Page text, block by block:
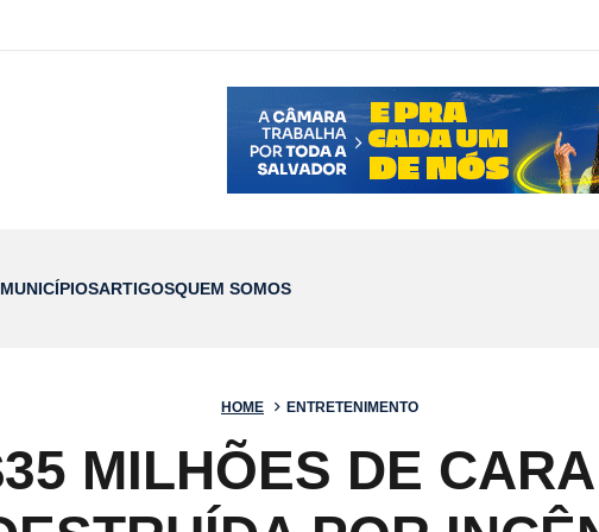
MUNICÍPIOSARTIGOSQUEM SOMOS
HOME ENTRETENIMENTO
MILHÕES DE